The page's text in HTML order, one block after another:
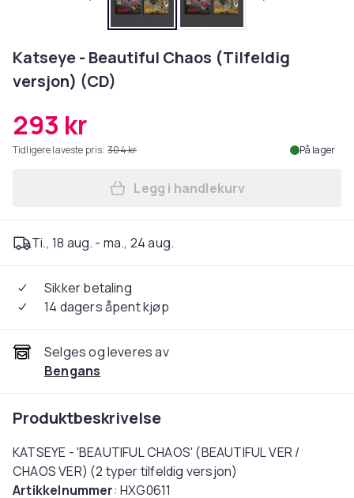
Katseye - Beautiful Chaos (Tilfeldig
versjon) (CD)
293 kr
Tidligere laveste pris: 304 kr På lager
Legg Katseye - Beautiful
Legg i handlekurv
Ti., 18 aug. - ma., 24 aug.
Sikker betaling
14 dagers åpent kjøp
Selges og leveres av
Bengans
Produktbeskrivelse
KATSEYE - 'BEAUTIFUL CHAOS' (BEAUTIFUL VER /
CHAOS VER) (2 typer tilfeldig versjon)
Artikkelnummer: HXG0611